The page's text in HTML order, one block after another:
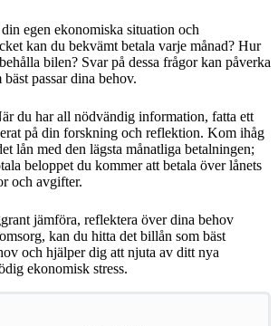
egen ekonomiska situation och
kan du bekvämt betala varje månad? Hur
bilen? Svar på dessa frågor kan påverka
passar dina behov.
du har all nödvändig information, fatta ett
på din forskning och reflektion. Kom ihåg
lån med den lägsta månatliga betalningen;
beloppet du kommer att betala över lånets
och avgifter.
jämföra, reflektera över dina behov
kan du hitta det billån som bäst
och hjälper dig att njuta av ditt nya
ekonomisk stress.